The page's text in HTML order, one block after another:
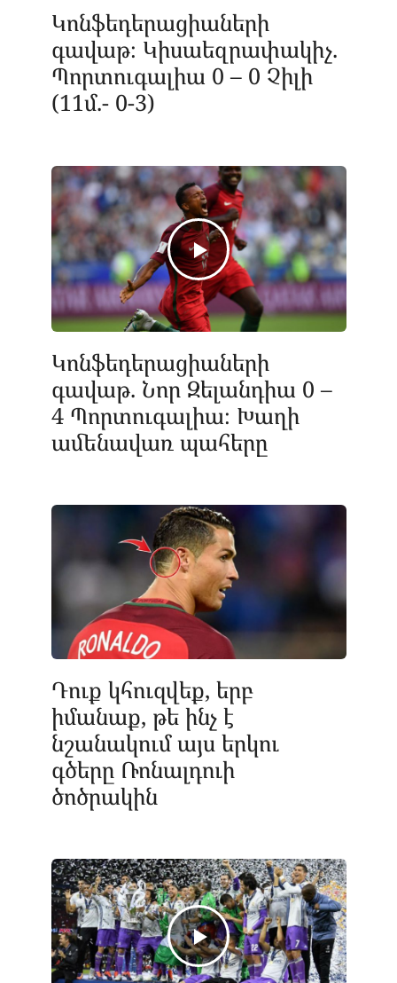
Կոնֆեդերացիաների
գավաթ։ Կիսաեզրափակիչ.
Պորտուգալիա 0 – 0 Չիլի
(11մ.- 0-3)
Կոնֆեդերացիաների
գավաթ. Նոր Զելանդիա 0 –
4 Պորտուգալիա։ Խաղի
ամենավառ պահերը
Դուք կհուզվեք, երբ
իմանաք, թե ինչ է
նշանակում այս երկու
գծերը Ռոնալդուի
ծոծրակին